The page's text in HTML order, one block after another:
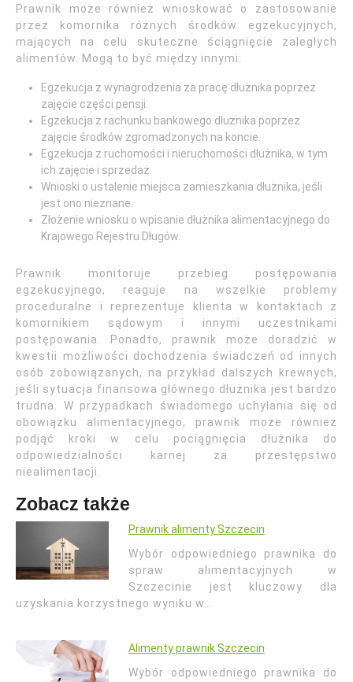
Prawnik może również wnioskować o zastosowanie
przez komornika różnych środków egzekucyjnych,
mających na celu skuteczne ściągnięcie zaległych
alimentów. Mogą to być między innymi:
Egzekucja z wynagrodzenia za pracę dłużnika poprzez
zajęcie części pensji.
Egzekucja z rachunku bankowego dłużnika poprzez
zajęcie środków zgromadzonych na koncie.
Egzekucja z ruchomości i nieruchomości dłużnika, w tym
ich zajęcie i sprzedaż.
Wnioski o ustalenie miejsca zamieszkania dłużnika, jeśli
jest ono nieznane.
Złożenie wniosku o wpisanie dłużnika alimentacyjnego do
Krajowego Rejestru Długów.
Prawnik monitoruje przebieg postępowania
egzekucyjnego, reaguje na wszelkie problemy
proceduralne i reprezentuje klienta w kontaktach z
komornikiem sądowym i innymi uczestnikami
postępowania. Ponadto, prawnik może doradzić w
kwestii możliwości dochodzenia świadczeń od innych
osób zobowiązanych, na przykład dalszych krewnych,
jeśli sytuacja finansowa głównego dłużnika jest bardzo
trudna. W przypadkach świadomego uchylania się od
obowiązku alimentacyjnego, prawnik może również
podjąć kroki w celu pociągnięcia dłużnika do
odpowiedzialności karnej za przestępstwo
niealimentacji.
Zobacz także
Prawnik alimenty Szczecin
Wybór odpowiedniego prawnika do
spraw alimentacyjnych w
Szczecinie jest kluczowy dla
uzyskania korzystnego wyniku w…
Alimenty prawnik Szczecin
Wybór odpowiedniego prawnika do